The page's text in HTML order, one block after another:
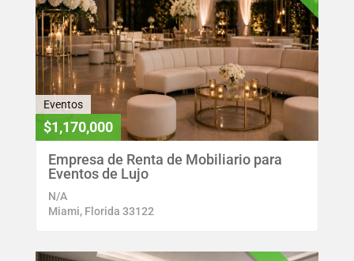
Eventos
$1,170,000
Empresa de Renta de Mobiliario para
Eventos de Lujo
N/A
Miami, Florida 33122